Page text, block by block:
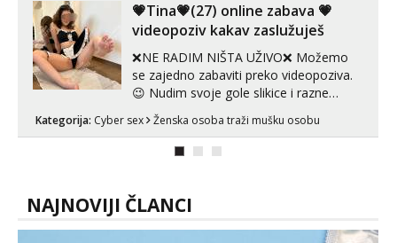
💗Tina💗(27) online zabava 💗
videopoziv kakav zaslužuješ
❌NE RADIM NIŠTA UŽIVO❌ Možemo
se zajedno zabaviti preko videopoziva.
😉 Nudim svoje gole slikice i razne
videouradke. 🤩 Za online zabavu pošalji
poruku na Whatsapp, Telegram ili Viber.
Kategorija: Cyber sex Ženska osoba traži mušku osobu
NAJNOVIJI ČLANCI